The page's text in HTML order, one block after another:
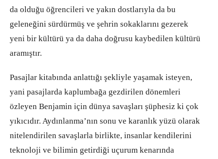
da olduğu öğrencileri ve yakın dostlarıyla da bu
geleneğini sürdürmüş ve şehrin sokaklarını gezerek
yeni bir kültürü ya da daha doğrusu kaybedilen kültürü
aramıştır.
Pasajlar kitabında anlattığı şekliyle yaşamak isteyen,
yani pasajlarda kaplumbağa gezdirilen dönemleri
özleyen Benjamin için dünya savaşları şüphesiz ki çok
yıkıcıdır. Aydınlanma’nın sonu ve karanlık yüzü olarak
nitelendirilen savaşlarla birlikte, insanlar kendilerini
teknoloji ve bilimin getirdiği uçurum kenarında